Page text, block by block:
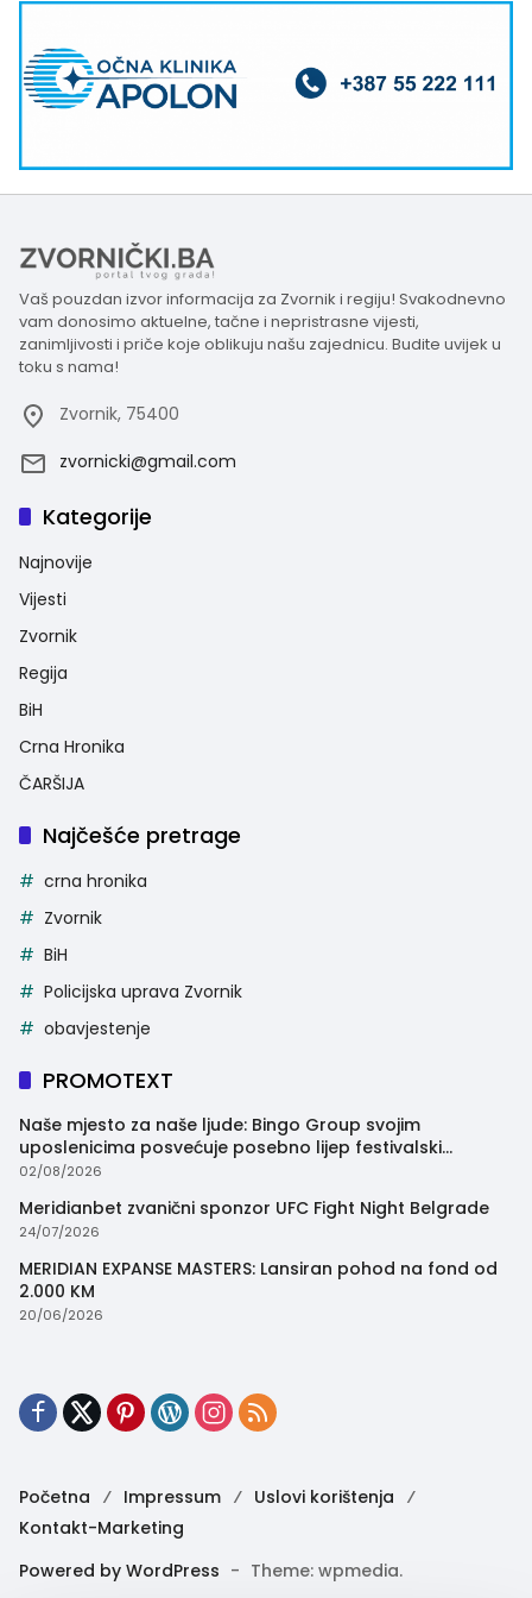
Vaš pouzdan izvor informacija za Zvornik i regiju! Svakodnevno
vam donosimo aktuelne, tačne i nepristrasne vijesti,
zanimljivosti i priče koje oblikuju našu zajednicu. Budite uvijek u
toku s nama!
Zvornik, 75400
zvornicki@gmail.com
Kategorije
Najnovije
Vijesti
Zvornik
Regija
BiH
Crna Hronika
ČARŠIJA
Najčešće pretrage
crna hronika
Zvornik
BiH
Policijska uprava Zvornik
obavjestenje
PROMOTEXT
Naše mjesto za naše ljude: Bingo Group svojim
uposlenicima posvećuje posebno lijep festivalski
trenutak
02/08/2026
Meridianbet zvanični sponzor UFC Fight Night Belgrade
24/07/2026
MERIDIAN EXPANSE MASTERS: Lansiran pohod na fond od
2.000 KM
20/06/2026
Početna Impressum
Uslovi korištenja
Kontakt-Marketing
Powered by WordPress - Theme: wpmedia.